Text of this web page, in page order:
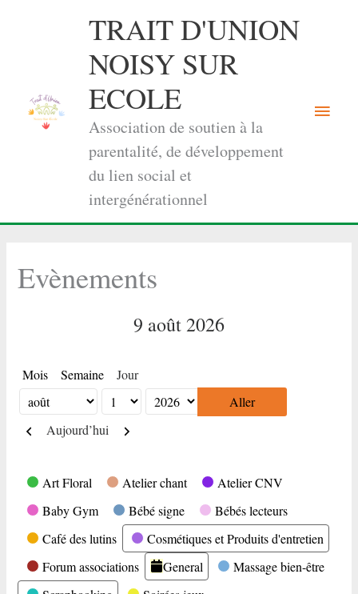
TRAIT D'UNION
NOISY SUR
ECOLE
Association de soutien à la
parentalité, de développement
du lien social et
intergénérationnel
Menu
Evènements
9 août 2026
Mois Semaine Jour
Mois
Jour
Année
Précédent
Aujourd’hui Suivant
Catégories
Art Floral Atelier chant
Atelier CNV
Baby Gym
Bébé signe
Bébés lecteurs
Café des lutins
Cosmétiques et Produits d'entretien
Forum associations
General
Massage bien-être